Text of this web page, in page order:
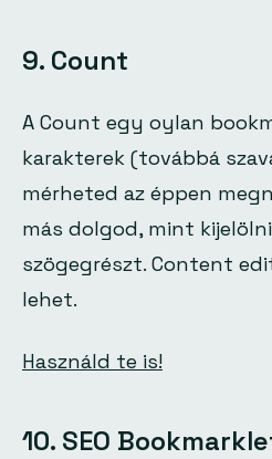
9. Count
A Count egy oylan
karakterek (továbbá
mérheted az éppen
más dolgod, mint
szögegrészt. Content
lehet.
Használd te is!
10. SEO